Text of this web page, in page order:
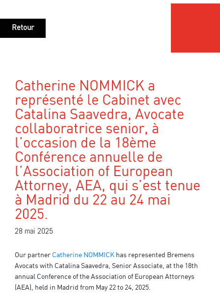
Retour
Catherine NOMMICK a
représenté le Cabinet avec
Catalina Saavedra, Avocate
collaboratrice senior, à
l’occasion de la 18ème
Conférence annuelle de
l’Association of European
Attorney, AEA, qui s’est tenue
à Madrid du 22 au 24 mai
2025.
28 mai 2025
Our partner Catherine NOMMICK has represented Bremens
Avocats with Catalina Saavedra, Senior Associate, at the 18th
annual Conference of the Association of European Attorneys
(AEA), held in Madrid from May 22 to 24, 2025.